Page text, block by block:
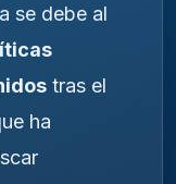
se debe al
tras el
ha